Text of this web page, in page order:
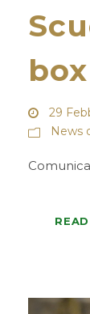
box
29
News